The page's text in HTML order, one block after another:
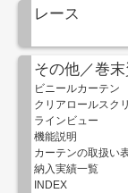
オフィスソリューシ
不動産投資開発事業
IR情報
採用情報
お知らせプライバ
レース
その他／巻
ビニールカーテン
クリアロールスク
ラインビュー
機能説明
カーテンの取扱い
納入実績一覧
INDEX